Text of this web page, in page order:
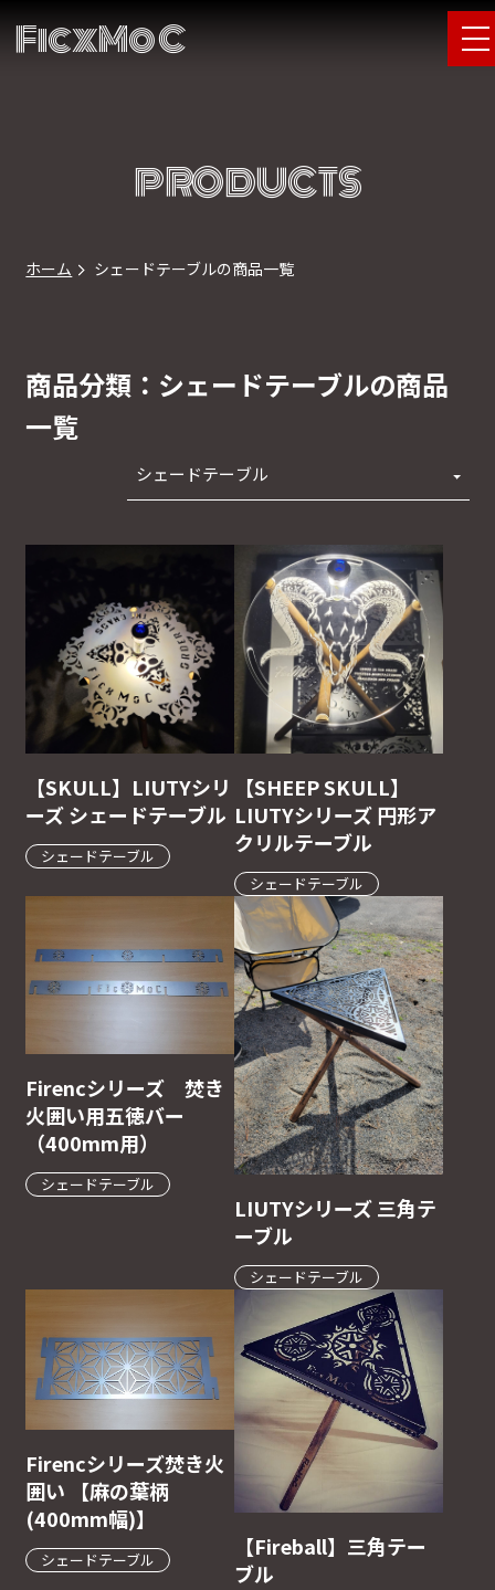
FicxMoC
PRODUCTS
ホーム シェードテーブルの商品一覧
商品分類：シェードテーブルの商品
一覧
【SKULL】LIUTYシリ
ーズ シェードテーブル
シェードテーブル
【SHEEP SKULL】
LIUTYシリーズ 円形ア
クリルテーブル
シェードテーブル
Firencシリーズ 焚き
火囲い用五徳バー
（400mm用）
シェードテーブル
LIUTYシリーズ 三角テ
ーブル
シェードテーブル
Firencシリーズ焚き火
囲い 【麻の葉柄
(400mm幅)】
シェードテーブル
【Fireball】三角テー
ブル